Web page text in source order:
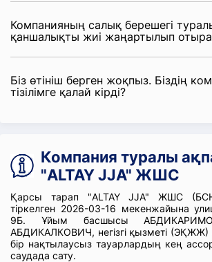
Компанияның салық берешегі
қаншалықты жиі жаңартылып
Біз өтініш берген жоқпыз. Біздің
тізілімге қалай кірді?
Компания туралы
"ALTAY JJА" ЖШС
Қарсы тарап "ALTAY JJА" ЖШС
тіркелген 2026-03-16 мекенжайына
9Б. Ұйым басшысы
АБДИКАЛКОВИЧ, негізгі қызметі
бір нақтылаусыз тауарлардың кең
саудада сату.